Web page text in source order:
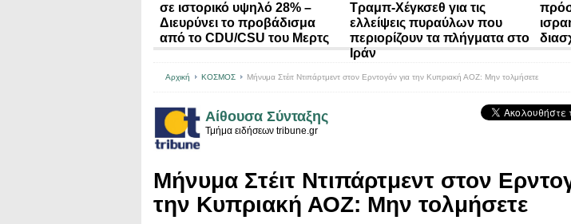
σε ιστορικό υψηλό 28% –
Διευρύνει το προβάδισμα
από το CDU/CSU του Μερτς
Τραμπ-Χέγκσεθ για τις
ελλείψεις πυραύλων που
περιορίζουν τα πλήγματα στο
Ιράν
Αρχική ΚΟΣΜΟΣ Μήνυμα Στέιτ Ντιπάρτμεντ στον Ερντογάν για την Κυπριακή ΑΟΖ: Μην τολμήσετε
Αίθουσα Σύνταξης
Τμήμα ειδήσεων tribune.gr
Μήνυμα Στέιτ Ντιπάρτμεντ στον
την Κυπριακή ΑΟΖ: Μην τολμήσετε